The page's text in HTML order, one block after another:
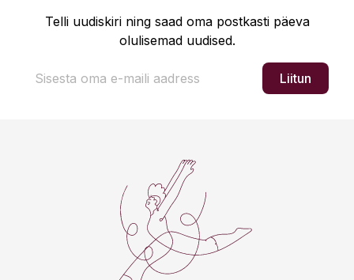
Telli uudiskiri ning saad oma postkasti päeva
olulisemad uudised.
Liitun